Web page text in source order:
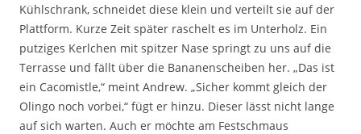
Kühlschrank, schneidet diese klein und verteilt sie auf der
Plattform. Kurze Zeit später raschelt es im Unterholz. Ein
putziges Kerlchen mit spitzer Nase springt zu uns auf die
Terrasse und fällt über die Bananenscheiben her. „Das ist
ein Cacomistle,“ meint Andrew. „Sicher kommt gleich der
Olingo noch vorbei,“ fügt er hinzu. Dieser lässt nicht lange
auf sich warten. Auch er möchte am Festschmaus